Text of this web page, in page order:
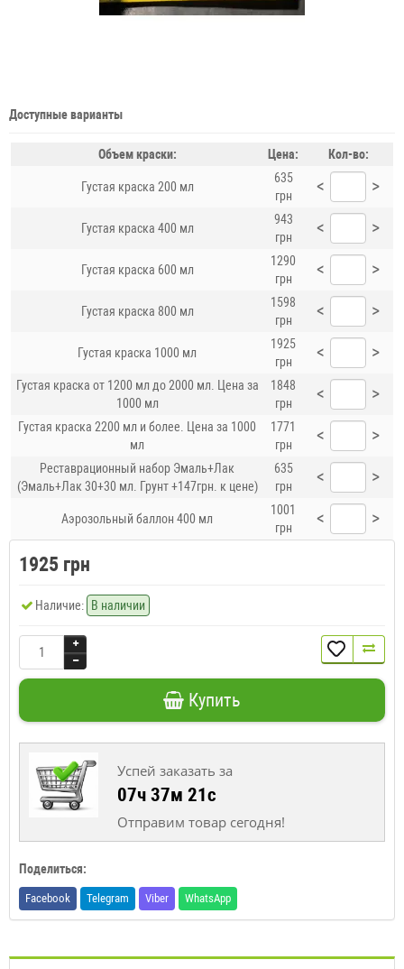
Доступные варианты
Объем краски: Цена: Кол-во:
Густая краска 200 мл
635
грн
< >
Густая краска 400 мл
943
грн
< >
Густая краска 600 мл
1290
грн
< >
Густая краска 800 мл
1598
грн
< >
Густая краска 1000 мл
1925
грн
< >
Густая краска от 1200 мл до 2000 мл. Цена за
1000 мл
1848
грн
< >
Густая краска 2200 мл и более. Цена за 1000
мл
1771
грн
< >
Реставрационный набор Эмаль+Лак
(Эмаль+Лак 30+30 мл. Грунт +147грн. к цене)
635
грн
< >
Аэрозольный баллон 400 мл
1001
грн
< >
1925 грн
Наличие: В наличии
Купить
Успей заказать за
07ч 37м 20с
Отправим товар сегодня!
Поделиться:
Facebook Telegram Viber WhatsApp